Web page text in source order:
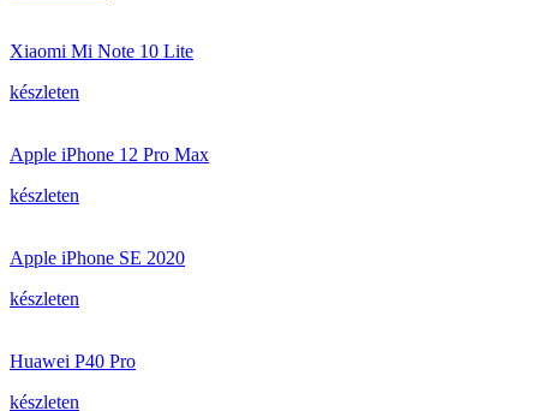
Xiaomi Mi Note 10 Lite
készleten
Apple iPhone 12 Pro Max
készleten
Apple iPhone SE 2020
készleten
Huawei P40 Pro
készleten